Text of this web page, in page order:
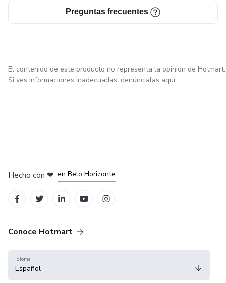
Preguntas frecuentes
El contenido de este producto no representa la opinión de Hotmart.
Si ves informaciones inadecuadas, denúncialas aquí
Hecho con ❤ en Belo Horizonte
Conoce Hotmart
Idioma
Español